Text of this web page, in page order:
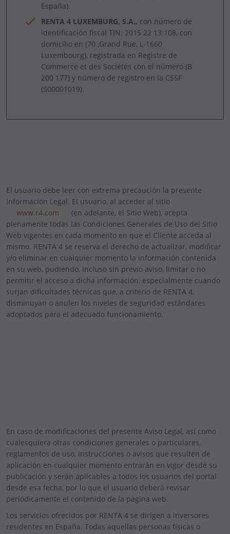
España).
RENTA 4 LUXEMBURG, S.A., con número de
identificación fiscal TIN: 2015 22 13 108, con
domicilio en (70 ,Grand Rue, L-1660
Luxembourg), registrada en Registre de
Commerce et des Sociétés con el número (B
200 177) y número de registro en la CSSF
(S00001019).
El usuario debe leer con extrema precaución la presente
Información Legal. El usuario, al acceder al sitio
www.r4.com
(en adelante, el Sitio Web), acepta
plenamente todas las Condiciones Generales de Uso del Sitio
Web vigentes en cada momento en que el Cliente acceda al
mismo. RENTA 4 se reserva el derecho de actualizar, modificar
y/o eliminar en cualquier momento la información contenida
en su web, pudiendo, incluso sin previo aviso, limitar o no
permitir el acceso a dicha información, especialmente cuando
surjan dificultades técnicas que, a criterio de RENTA 4,
disminuyan o anulen los niveles de seguridad estándares
adoptados para el adecuado funcionamiento.
En caso de modificaciones del presente Aviso Legal, así como
cualesquiera otras condiciones generales o particulares,
reglamentos de uso, instrucciones o avisos que resulten de
aplicación en cualquier momento entrarán en vigor desde su
publicación y serán aplicables a todos los usuarios del portal
desde esa fecha, por lo que el usuario deberá revisar
periódicamente el contenido de la página web.
Los servicios ofrecidos por RENTA 4 se dirigen a inversores
residentes en España. Todas aquellas personas físicas o